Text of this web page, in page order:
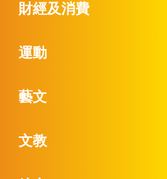
財經及消費
運動
藝文
文教